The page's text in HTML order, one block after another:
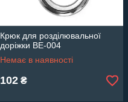
Крюк для розділювальної
доріжки BE-004
Немає в наявності
102 ₴